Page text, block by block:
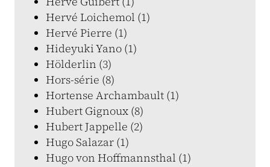
Hervé Loichemol (1)
Hervé Pierre (1)
Hideyuki Yano (1)
Hölderlin (3)
Hors-série (8)
Hortense Archambault (1)
Hubert Gignoux (8)
Hubert Jappelle (2)
Hugo Salazar (1)
Hugo von Hoffmannsthal (1)